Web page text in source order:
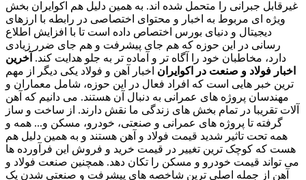
غیرقابل جبرانی را متحمل شده اند. به همین دلیل هم اکوایران بخش
ویژه ای مربوط به اخبار و محتوای اختصاصی در رابطه با ارزهای
دیجیتال و دنیای بورس اختصاص داده است تا با افزایش اطلاع
رسانی در این حوزه که هم جای پیشرفت و هم جای ضرر زیادی
دارد، مخاطبان خود را آگاه تر و آماده تر به جلو هدایت کند. آخرین
اخبار فولاد و صنعت در اکوایران اخبار آهن و فولاد یکی دیگر از مهم
ترین خبر هایی است که افراد فعال در این حوزه، شامل معماران و
مهندسان پروژه های عمرانی به دنبال آن هستند. می دانیم که آهن
آلات تقریبا در تمام بخش های زندگی ما نقش دارند. از ساخت و ساز
گرفته تا پروژه های عمرانی و صنعتی، خودرو، مسکن و... همه و
همه تحت تاثیر شدید قیمت فولاد و آهن هستند و به همین دلیل هم
هست که کوچک ترین تغییر در قیمت خرید و فروش این فرآورده ها
می تواند قیمت خودرو و مسکن را تکان دهد. همچنین صنعت فولاد و
آهن از جمله اصلی ترین شاخصه های پیشرفت و صنعتی شدن یک